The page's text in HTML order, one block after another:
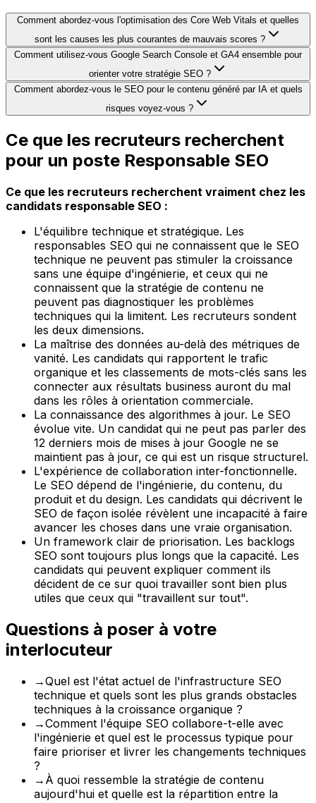
Comment abordez-vous l'optimisation des Core Web Vitals et quelles
sont les causes les plus courantes de mauvais scores ?
Comment utilisez-vous Google Search Console et GA4 ensemble pour
orienter votre stratégie SEO ?
Comment abordez-vous le SEO pour le contenu généré par IA et quels
risques voyez-vous ?
Ce que les recruteurs recherchent
pour un poste Responsable SEO
Ce que les recruteurs recherchent vraiment chez les
candidats responsable SEO :
L'équilibre technique et stratégique. Les
responsables SEO qui ne connaissent que le SEO
technique ne peuvent pas stimuler la croissance
sans une équipe d'ingénierie, et ceux qui ne
connaissent que la stratégie de contenu ne
peuvent pas diagnostiquer les problèmes
techniques qui la limitent. Les recruteurs sondent
les deux dimensions.
La maîtrise des données au-delà des métriques de
vanité. Les candidats qui rapportent le trafic
organique et les classements de mots-clés sans les
connecter aux résultats business auront du mal
dans les rôles à orientation commerciale.
La connaissance des algorithmes à jour. Le SEO
évolue vite. Un candidat qui ne peut pas parler des
12 derniers mois de mises à jour Google ne se
maintient pas à jour, ce qui est un risque structurel.
L'expérience de collaboration inter-fonctionnelle.
Le SEO dépend de l'ingénierie, du contenu, du
produit et du design. Les candidats qui décrivent le
SEO de façon isolée révèlent une incapacité à faire
avancer les choses dans une vraie organisation.
Un framework clair de priorisation. Les backlogs
SEO sont toujours plus longs que la capacité. Les
candidats qui peuvent expliquer comment ils
décident de ce sur quoi travailler sont bien plus
utiles que ceux qui "travaillent sur tout".
Questions à poser à votre
interlocuteur
→Quel est l'état actuel de l'infrastructure SEO
technique et quels sont les plus grands obstacles
techniques à la croissance organique ?
→Comment l'équipe SEO collabore-t-elle avec
l'ingénierie et quel est le processus typique pour
faire prioriser et livrer les changements techniques
?
→ À quoi ressemble la stratégie de contenu
aujourd'hui et quelle est la répartition entre la